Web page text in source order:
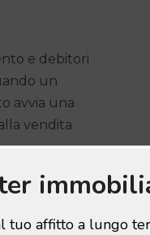
e debitori
un
avvia una
vendita
cercare di
tuo affitto a lungo